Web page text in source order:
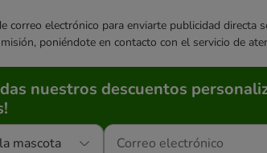
correo electrónico para enviarte publicidad
poniéndote en contacto con el servicio de
nuestros descuentos
mascota